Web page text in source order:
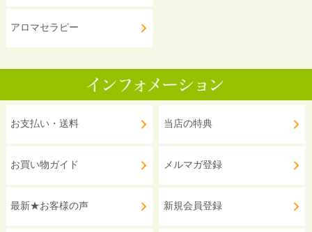
アロマセラピー
お支払い・送料
お買い物ガイド
最新★お客様の声
当店の特典
メルマガ登録
新規会員登録